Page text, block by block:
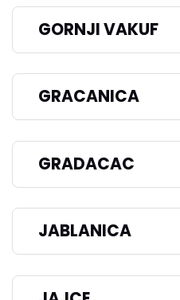
GORNJI VAKUF
GRACANICA
GRADACAC
JABLANICA